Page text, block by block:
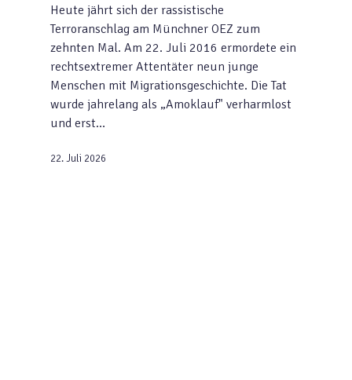
Heute jährt sich der rassistische
Terroranschlag am Münchner OEZ zum
zehnten Mal. Am 22. Juli 2016 ermordete ein
rechtsextremer Attentäter neun junge
Menschen mit Migrationsgeschichte. Die Tat
wurde jahrelang als „Amoklauf" verharmlost
und erst…
22. Juli 2026